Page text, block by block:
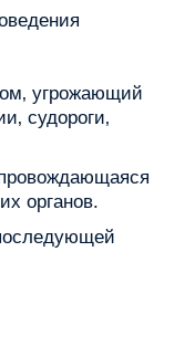
угрожающий
судороги‚
органов.